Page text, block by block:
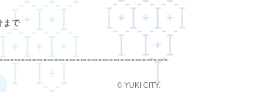
まで
© YUKI CITY.